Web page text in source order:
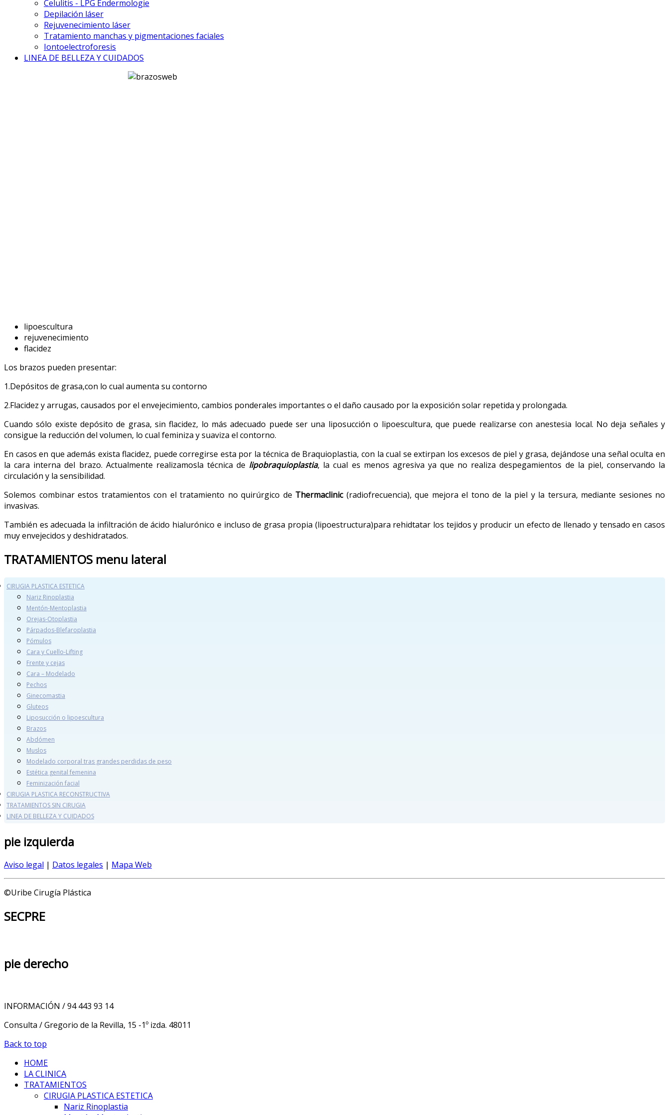
Celulitis - LPG Endermologie
Depilación láser
Rejuvenecimiento láser
Tratamiento manchas y pigmentaciones faciales
Iontoelectroforesis
LINEA DE BELLEZA Y CUIDADOS
lipoescultura
rejuvenecimiento
flacidez
Los brazos pueden presentar:
1.Depósitos de grasa,con lo cual aumenta su contorno
2.Flacidez y arrugas, causados por el envejecimiento, cambios ponderales importantes o el daño causado por la exposición solar repetida y prolongada.
Cuando sólo existe depósito de grasa, sin flacidez, lo más adecuado puede ser una liposucción o lipoescultura, que puede realizarse con anestesia local. No deja señales y
consigue la reducción del volumen, lo cual feminiza y suaviza el contorno.
En casos en que además exista flacidez, puede corregirse esta por la técnica de Braquioplastia, con la cual se extirpan los excesos de piel y grasa, dejándose una señal oculta en
la cara interna del brazo. Actualmente realizamosla técnica de lipobraquioplastia, la cual es menos agresiva ya que no realiza despegamientos de la piel, conservando la
circulación y la sensibilidad.
Solemos combinar estos tratamientos con el tratamiento no quirúrgico de Thermaclinic(radiofrecuencia), que mejora el tono de la piel y la tersura, mediante sesiones no
invasivas.
También es adecuada la infiltración de ácido hialurónico e incluso de grasa propia (lipoestructura)para rehidtatar los tejidos y producir un efecto de llenado y tensado en casos
muy envejecidos y deshidratados.
TRATAMIENTOS menu lateral
CIRUGIA PLASTICA ESTETICA
Nariz Rinoplastia
Mentón-Mentoplastia
Orejas-Otoplastia
Párpados-Blefaroplastia
Pómulos
Cara y Cuello-Lifting
Frente y cejas
Cara – Modelado
Pechos
Ginecomastia
Gluteos
Liposucción o lipoescultura
Brazos
Abdómen
Muslos
Modelado corporal tras grandes perdidas de peso
Estética genital femenina
Feminización facial
CIRUGIA PLASTICA RECONSTRUCTIVA
TRATAMIENTOS SIN CIRUGIA
LINEA DE BELLEZA Y CUIDADOS
pie izquierda
Aviso legal | Datos legales | Mapa Web
©Uribe Cirugía Plástica
SECPRE
pie derecho
INFORMACIÓN / 94 443 93 14
Consulta / Gregorio de la Revilla, 15 -1º izda. 48011
Back to top
HOME
LA CLINICA
TRATAMIENTOS
CIRUGIA PLASTICA ESTETICA
Nariz Rinoplastia